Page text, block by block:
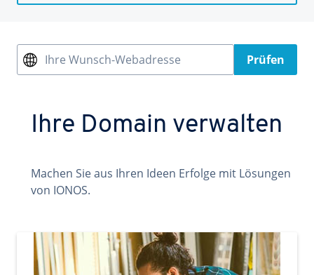
Ihre Wunsch-Webadresse Prüfen
Ihre Domain verwalten
Machen Sie aus Ihren Ideen Erfolge mit Lösungen
von IONOS.